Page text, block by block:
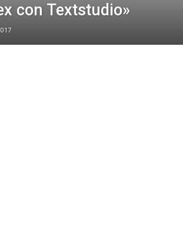
con Textstudio»